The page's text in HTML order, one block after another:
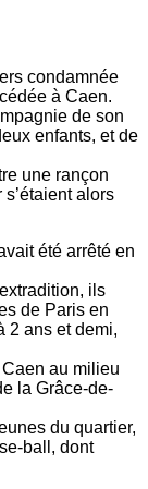
condamnée
à Caen.
de son
enfants, et de
une rançon
alors
été arrêté en
ils
de Paris en
2 ans et demi,
au milieu
la Grâce-de-
du quartier,
ball, dont